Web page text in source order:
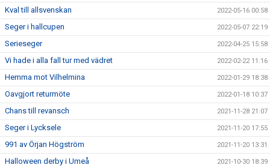
Kval till allsvenskan 2022-05-16 00:58
Seger i hallcupen 2022-05-07 22:19
Serieseger 2022-04-25 15:58
Vi hade i alla fall tur med vädret 2022-02-22 11:16
Hemma mot Vilhelmina 2022-01-29 18:38
Oavgjort returmöte 2022-01-18 10:37
Chans till revansch 2021-11-28 21:07
Seger i Lycksele 2021-11-20 17:55
991 av Örjan Högström 2021-11-20 13:31
Halloween derby i Umeå 2021-10-30 18:39